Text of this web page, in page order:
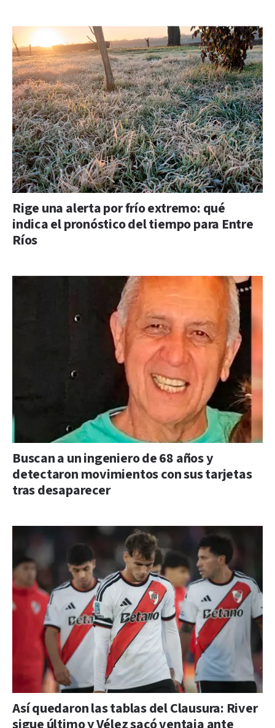
Rige una alerta por frío extremo: qué
indica el pronóstico del tiempo para Entre
Ríos
Buscan a un ingeniero de 68 años y
detectaron movimientos con sus tarjetas
tras desaparecer
Así quedaron las tablas del Clausura: River
sigue último y Vélez sacó ventaja ante